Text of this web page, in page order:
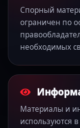
Спорный
ограничен по
необходимых
Материалы и
используются